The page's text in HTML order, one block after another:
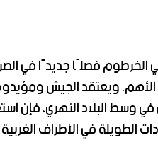
الخرطوم فصلًا جديدًا في
ويعتقد الجيش
وسط البلاد النهري، فإن
الطويلة في الأطراف